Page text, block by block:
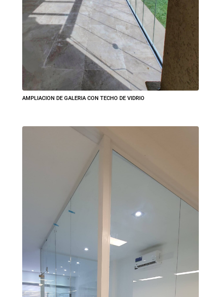
AMPLIACION DE GALERIA CON TECHO DE VIDRIO